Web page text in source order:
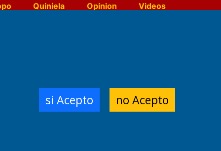
Quiniela Opinion
Videos
Impresora:
si Acepto no Acepto